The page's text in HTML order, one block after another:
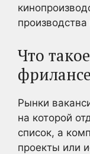
Что
Рынки
на которой
список, а
проекты или